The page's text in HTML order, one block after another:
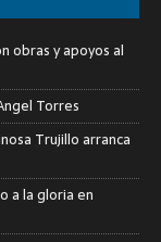
obras y apoyos al
Torres
Trujillo arranca
a la gloria en